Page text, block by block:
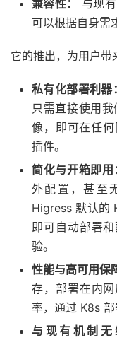
兼容性：
与现
可以根据自身需
它的推出，为用户带
私有化部署利器：
只需直接使用
像，即可在任
插件。
简化与开箱即用
外配置，甚至
Higress 默认的
即可自动部署
验。
性能与高可用保
存，部署在内
率，通过 K8s 部
与现有机制无